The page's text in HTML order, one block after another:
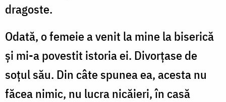
dragoste.
Odată, o femeie a venit la mine la biserică
şi mi-a povestit istoria ei. Divorţase de
soţul său. Din câte spunea ea, acesta nu
făcea nimic, nu lucra nicăieri, în casă